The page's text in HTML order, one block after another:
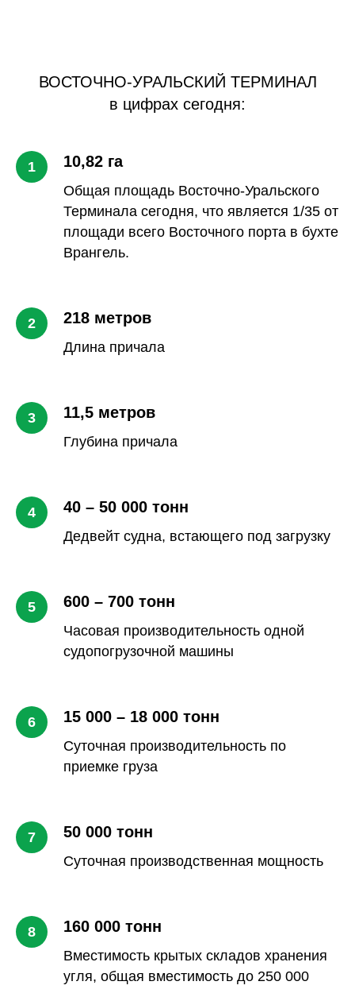
ВОСТОЧНО-УРАЛЬСКИЙ ТЕРМИНАЛ
в цифрах сегодня:
10,82 га
Общая площадь Восточно-Уральского
Терминала сегодня, что является 1/35 от
площади всего Восточного порта в бухте
Врангель.
218 метров
Длина причала
11,5 метров
Глубина причала
40 – 50 000 тонн
Дедвейт судна, встающего под загрузку
600 – 700 тонн
Часовая производительность одной
судопогрузочной машины
15 000 – 18 000 тонн
Суточная производительность по
приемке груза
50 000 тонн
Суточная производственная мощность
160 000 тонн
Вместимость крытых складов хранения
угля, общая вместимость до 250 000